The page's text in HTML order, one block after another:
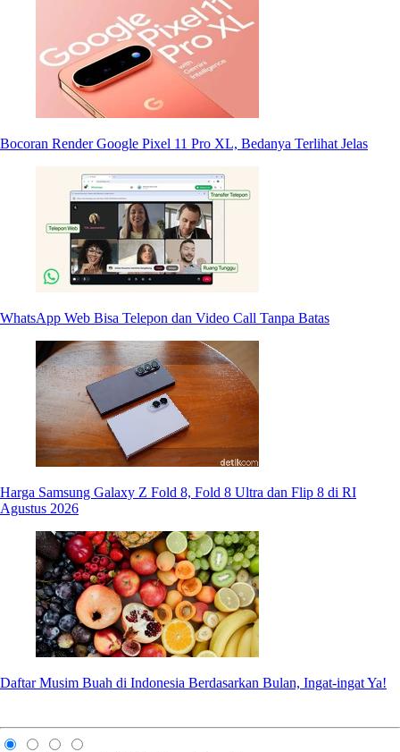
Bocoran Render Google Pixel 11 Pro XL, Bedanya Terlihat Jelas
WhatsApp Web Bisa Telepon dan Video Call Tanpa Batas
Harga Samsung Galaxy Z Fold 8, Fold 8 Ultra dan Flip 8 di RI
Agustus 2026
Daftar Musim Buah di Indonesia Berdasarkan Bulan, Ingat-ingat Ya!